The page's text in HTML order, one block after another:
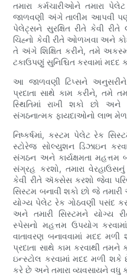
તમારા કર્મચારીઓને તમારા
જાળવણી અંગે તાલીમ આપવી
પેલેટ્સને સુરક્ષિત રીતે કેવી
ચિહ્નો કેવી રીતે ઓળખવા અને
તે અંગે શિક્ષિત કરીને, તમે
ટકાઉપણું સુનિશ્ચિત કરવામાં મદદ
આ જાળવણી ટિપ્સને
પ્રદાતા સાથે કામ કરીને, તમે
સ્થિતિમાં રાખી શકો છો
સંગઠનાત્મક ફાયદાઓનો લાભ
નિષ્કર્ષમાં, કસ્ટમ પેલેટ રેક
સ્ટોરેજ સોલ્યુશન ડિઝાઇન
સંગઠન અને કાર્યક્ષમતા
સંગ્રહ કરશો, તમારા
કેવી રીતે ઍક્સેસ કરશો જેવા
સિસ્ટમ બનાવી શકો છો જે
યોગ્ય પેલેટ રેક ગોઠવણી પસંદ
અને તમારી સિસ્ટમને યોગ્ય
સ્પેસનો મહત્તમ ઉપયોગ
વાતાવરણ બનાવવામાં મદદ
પ્રદાતા સાથે કામ કરવાથી
ઇન્સ્ટોલ કરવામાં મદદ મળી શકે
કરે છે અને તમારા વ્યવસાયને વધુ